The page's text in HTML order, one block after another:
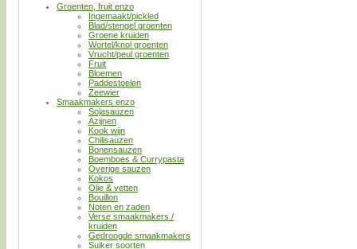
Groenten, fruit enzo
Ingemaakt/pickled
Blad/stengel groenten
Groene kruiden
Wortel/knol groenten
Vrucht/peul groenten
Fruit
Bloemen
Paddestoelen
Zeewier
Smaakmakers enzo
Sojasauzen
Azijnen
Kook wijn
Chilisauzen
Bonensauzen
Boemboes & Currypasta
Overige sauzen
Kokos
Olie & vetten
Bouillon
Noten en zaden
Verse smaakmakers /
kruiden
Gedroogde smaakmakers
Suiker soorten